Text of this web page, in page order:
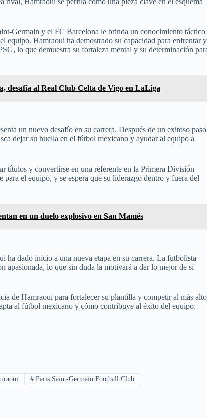
Germain y el FC Barcelona le brinda un conocimiento
equipo. Hamraoui ha demostrado su capacidad para enfrentar y
lo que demuestra su fortaleza mental y su determinación
desafía al Real Club Celta de Vigo en LaLiga
un nuevo desafío en su carrera. Después de un exitoso paso
dejar su huella en el fútbol mexicano y ayudar al equipo a
títulos y convertirse en una referente en la Primera División
el equipo, y se espera que su liderazgo dentro y fuera del
en un duelo explosivo en San Mamés
dado inicio a una nueva etapa en su carrera. La futbolista
apasionada, lo que sin duda la motivará a dar lo mejor de sí
de Hamraoui para fortalecer su plantilla y competir al más alto
al fútbol mexicano y cómo contribuye al éxito del equipo.
# Paris Saint-Germain Football Club